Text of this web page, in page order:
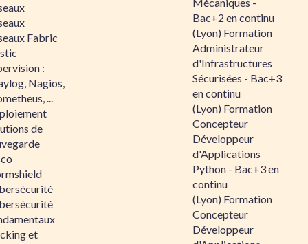
Fabric
:
Nagios,
...
de
et
Bac+2 en continu
(Lyon) Formation
Administrateur
d'Infrastructures
Sécurisées - Bac+3
en continu
(Lyon) Formation
Concepteur
Développeur
d'Applications
Python - Bac+3 en
continu
(Lyon) Formation
Concepteur
Développeur